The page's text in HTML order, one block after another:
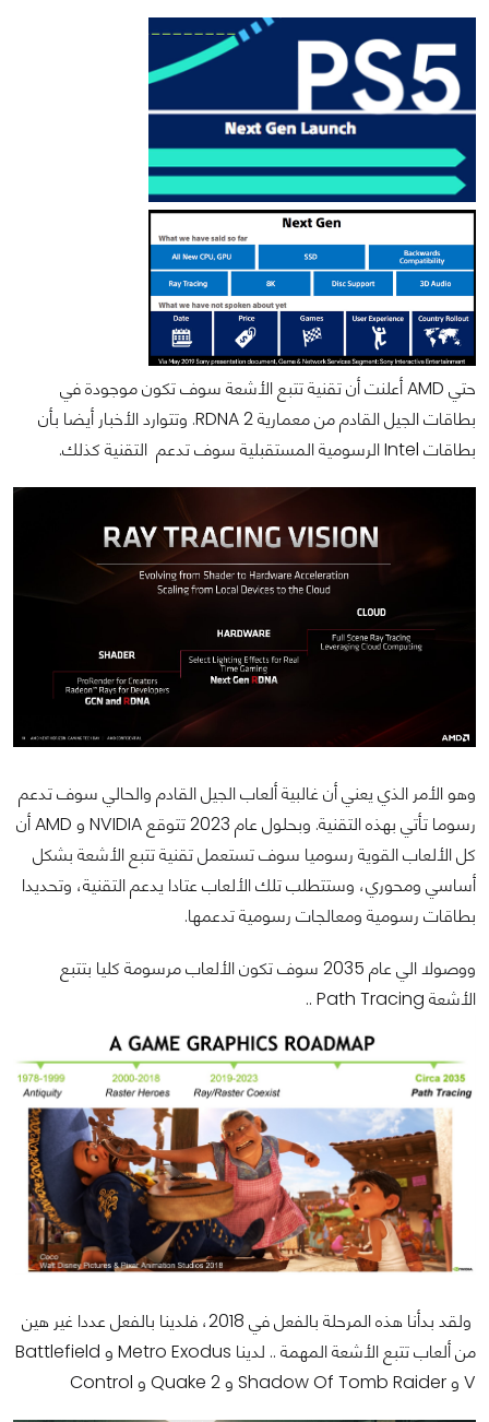
حتي AMD أعلنت أن تقنية تتبع الأشعة سوف تكون موجودة في
بطاقات الجيل القادم من معمارية RDNA 2. وتتوارد الأخبار أيضا بأن
بطاقات Intel الرسومية المستقبلية سوف تدعم التقنية كذلك.
وهو الأمر الذي يعني أن غالبية ألعاب الجيل القادم والحالي سوف تدعم
رسوما تأتي بهذه التقنية. وبحلول عام 2023 تتوقع NVIDIA و AMD أن
كل الألعاب القوية رسوميا سوف تستعمل تقنية تتبع الأشعة بشكل
أساسي ومحوري، وستتطلب تلك الألعاب عتادا يدعم التقنية، وتحديدا
بطاقات رسومية ومعالجات رسومية تدعمها.
ووصولا الي عام 2035 سوف تكون الألعاب مرسومة كليا بتتبع
الأشعة Path Tracing ..
ولقد بدأنا هذه المرحلة بالفعل في 2018، فلدينا بالفعل عددا غير هين
من ألعاب تتبع الأشعة المهمة .. لدينا Metro Exodus و Battlefield
V و Shadow Of Tomb Raider و Quake 2 و Control